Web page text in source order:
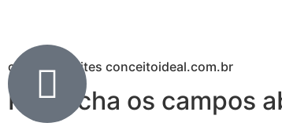
criação de sites conceitoideal.com.br
Preencha os campos